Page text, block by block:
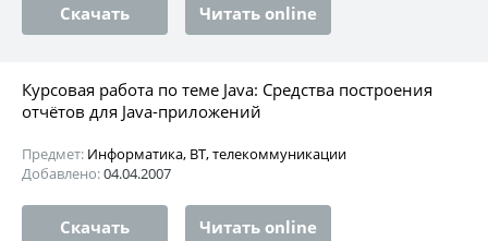
Скачать Читать online
Курсовая работа по теме Java: Средства построения
отчётов для Java-приложений
Предмет: Информатика, ВТ, телекоммуникации
Добавлено:04.04.2007
Скачать Читать online